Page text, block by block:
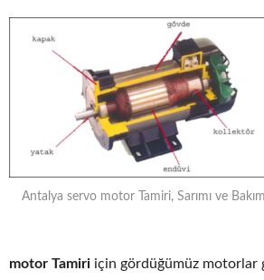
Antalya servo motor Tamiri, Sarımı ve
motor Tamiri için gördüğümüz motorlar